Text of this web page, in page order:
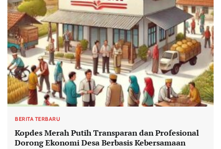
BERITA TERBARU
Kopdes Merah Putih Transparan dan Profesional
Dorong Ekonomi Desa Berbasis Kebersamaan